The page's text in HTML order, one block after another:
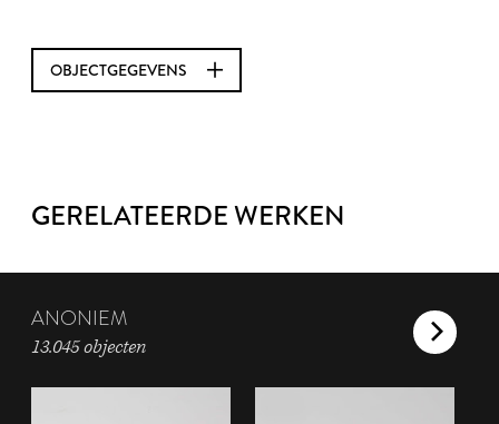
OBJECTGEGEVENS
GERELATEERDE WERKEN
ANONIEM
13.045 objecten